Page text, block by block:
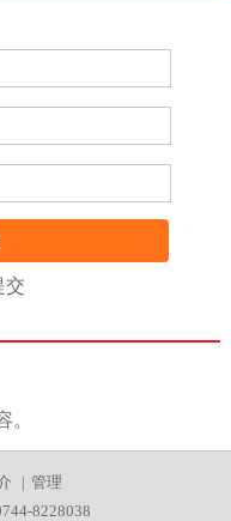
交
。
| 管理
8228038